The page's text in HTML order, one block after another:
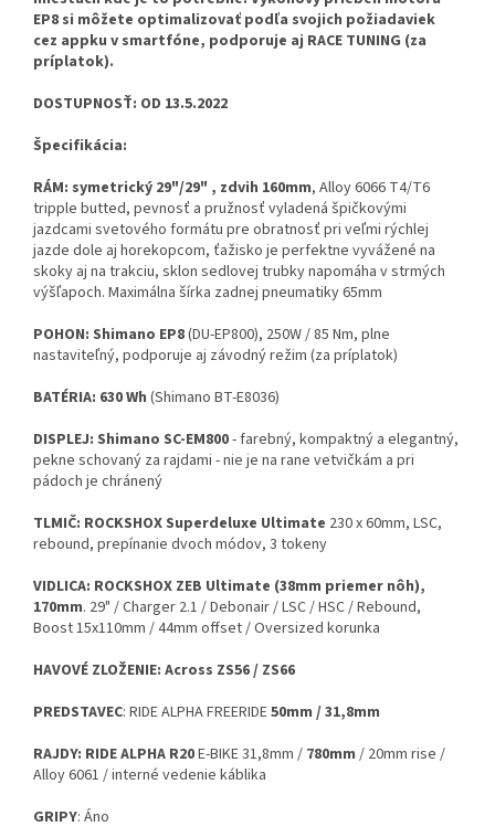
EP8 si môžete optimalizovať podľa svojich požiadaviek
cez appku v smartfóne, podporuje aj RACE TUNING (za
príplatok).
DOSTUPNOSŤ: OD 13.5.2022
Špecifikácia:
RÁM: symetrický 29"/29" , zdvih 160mm, Alloy 6066 T4/T6
tripple butted, pevnosť a pružnosť vyladená špičkovými
jazdcami svetového formátu pre obratnosť pri veľmi rýchlej
jazde dole aj horekopcom, ťažisko je perfektne vyvážené na
skoky aj na trakciu, sklon sedlovej trubky napomáha v strmých
výšľapoch. Maximálna šírka zadnej pneumatiky 65mm
POHON: Shimano EP8(DU-EP800), 250W / 85 Nm, plne
nastaviteľný, podporuje aj závodný režim (za príplatok)
BATÉRIA: 630 Wh (Shimano BT-E8036)
DISPLEJ: Shimano SC-EM800- farebný, kompaktný a elegantný,
pekne schovaný za rajdami - nie je na rane vetvičkám a pri
pádoch je chránený
TLMIČ: ROCKSHOX Superdeluxe Ultimate 230 x 60mm, LSC,
rebound, prepínanie dvoch módov, 3 tokeny
VIDLICA: ROCKSHOX ZEB Ultimate (38mm priemer nôh),
170mm. 29" / Charger 2.1 / Debonair / LSC / HSC / Rebound,
Boost 15x110mm / 44mm offset / Oversized korunka
HAVOVÉ ZLOŽENIE: Across ZS56 / ZS66
PREDSTAVEC: RIDE ALPHA FREERIDE50mm / 31,8mm
RAJDY: RIDE ALPHA R20E-BIKE 31,8mm / 780mm / 20mm rise /
Alloy 6061 / interné vedenie káblika
GRIPY: Áno